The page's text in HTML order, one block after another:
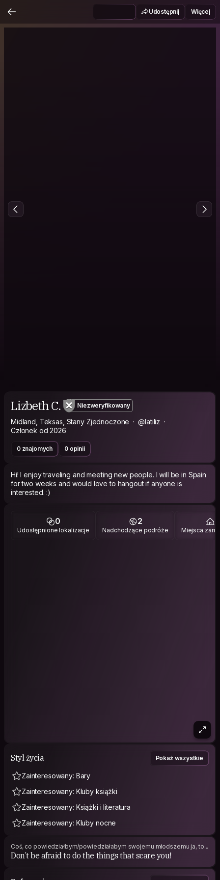
Udostępnij Więcej
Lizbeth C. Niezweryfikowany
Midland, Teksas, Stany Zjednoczone
@latiliz
Członek od 2026
0 znajomych 0 opinii
Hi! I enjoy traveling and meeting new people. I will be in Spain
for two weeks and would love to hangout if anyone is
interested. :)
0
Udostępnione lokalizacje
2
Nadchodzące podróże Miejsca
Styl życia Pokaż wszystkie
Zainteresowany: Bary
Zainteresowany: Kluby książki
Zainteresowany: Książki i literatura
Zainteresowany: Kluby nocne
Coś, co powiedziałbym/powiedziałabym swojemu młodszemu ja, to...
Don’t be afraid to do the things that scare you!